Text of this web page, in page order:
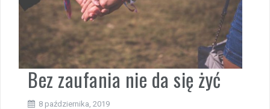
Bez zaufania nie da się żyć
8 października, 2019